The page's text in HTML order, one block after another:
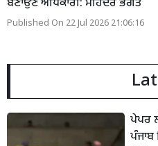
ਬਣਾਉਣ ਅਧਿਕਾਰੀ: ਮੋਹਿੰਦਰ ਭਗਤ
Published On 22 Jul 2026 21:06:16
ਪੇਪਰ
ਪੰਜਾਬ